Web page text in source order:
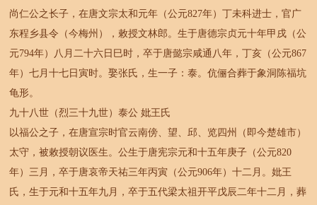
尚仁公之长子，在唐文宗太和元年（公元827年）丁未科进士，官广
东程乡县令（今梅州），敕授文林郎。生于唐德宗贞元十年甲戌（公
元794年）八月二十六日巳时，卒于唐懿宗咸通八年，丁亥（公元867
年）七月十七日寅时。娶张氏，生一子：泰。伉俪合葬于象洞陈福坑
龟形。
九十八世（烈三十九世）泰公 妣王氏
以福公之子，在唐宣宗时官云南傍、望、邱、览四州（即今楚雄市）
太守，被敕授朝议医生。公生于唐宪宗元和十五年庚子（公元820
年）三月，卒于唐哀帝天祐三年丙寅（公元906年）十二月。妣王
氏，生于元和十五年九月，卒于五代梁太祖开平戊辰二年十二月，葬